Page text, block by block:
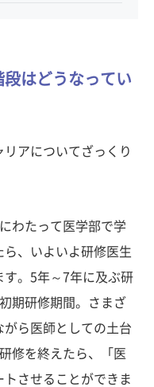
はどうなってい
アについてざっくり
わたって医学部で学
ら、いよいよ研修医生
す。5年～7年に及ぶ研
期研修期間。さまざ
がら医師としての土台
修を終えたら、「医
させることができま